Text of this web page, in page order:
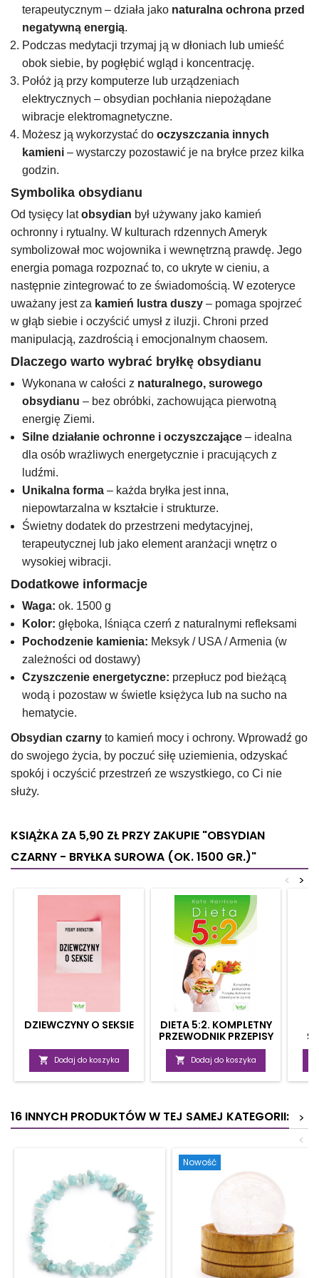
terapeutycznym – działa jako naturalna ochrona przed
negatywną energią.
Podczas medytacji trzymaj ją w dłoniach lub umieść
obok siebie, by pogłębić wgląd i koncentrację.
Połóż ją przy komputerze lub urządzeniach
elektrycznych – obsydian pochłania niepożądane
wibracje elektromagnetyczne.
Możesz ją wykorzystać do oczyszczania innych
kamieni – wystarczy pozostawić je na bryłce przez kilka
godzin.
Symbolika obsydianu
Od tysięcy latobsydian był używany jako kamień
ochronny i rytualny. W kulturach rdzennych Ameryk
symbolizował moc wojownika i wewnętrzną prawdę. Jego
energia pomaga rozpoznać to, co ukryte w cieniu, a
następnie zintegrować to ze świadomością. W ezoteryce
uważany jest za kamień lustra duszy – pomaga spojrzeć
w głąb siebie i oczyścić umysł z iluzji. Chroni przed
manipulacją, zazdrością i emocjonalnym chaosem.
Dlaczego warto wybrać bryłkę obsydianu
Wykonana w całości z naturalnego, surowego
obsydianu – bez obróbki, zachowująca pierwotną
energię Ziemi.
Silne działanie ochronne i oczyszczające – idealna
dla osób wrażliwych energetycznie i pracujących z
ludźmi.
Unikalna forma – każda bryłka jest inna,
niepowtarzalna w kształcie i strukturze.
Świetny dodatek do przestrzeni medytacyjnej,
terapeutycznej lub jako element aranżacji wnętrz o
wysokiej wibracji.
Dodatkowe informacje
Waga: ok. 1500 g
Kolor: głęboka, lśniąca czerń z naturalnymi refleksami
Pochodzenie kamienia: Meksyk / USA / Armenia (w
zależności od dostawy)
Czyszczenie energetyczne: przepłucz pod bieżącą
wodą i pozostaw w świetle księżyca lub na sucho na
hematycie.
Obsydian czarny to kamień mocy i ochrony. Wprowadź go
do swojego życia, by poczuć siłę uziemienia, odzyskać
spokój i oczyścić przestrzeń ze wszystkiego, co Ci nie
służy.
KSIĄŻKA ZA 5,90 ZŁPRZY ZAKUPIE "OBSYDIAN
CZARNY - BRYŁKA SUROWA (OK. 1500 GR.)"
>
<
DZIEWCZYNY O SEKSIE
 Dodaj do koszyka
DIETA 5:2. KOMPLETNY
PRZEWODNIK PRZEPISY
KULINARNE,
OBIEKTYWNE OPINIE
 Dodaj do koszyka
16 INNYCH PRODUKTÓW W TEJ SAMEJ KATEGORII:
>
<
Nowość